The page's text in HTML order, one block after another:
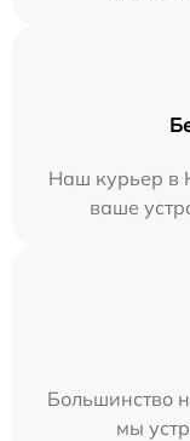
Наш курьер в
ваше
Большинство
мы